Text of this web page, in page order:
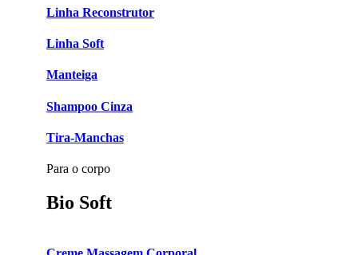
Linha Reconstrutor
Linha Soft
Manteiga
Shampoo Cinza
Tira-Manchas
Para o corpo
Bio Soft